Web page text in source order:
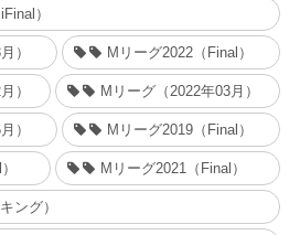
）
） Mリーグ2022（Final）
） Mリーグ（2022年03月）
） Mリーグ2019（Final）
Mリーグ2021（Final）
ング）